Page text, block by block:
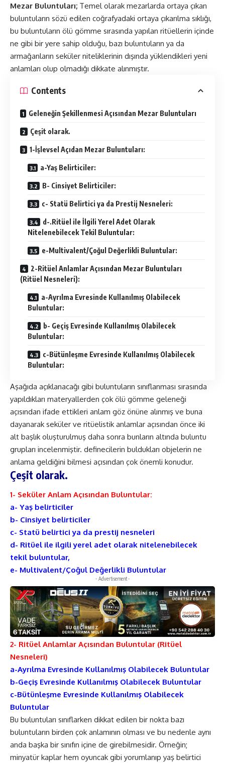
Mezar Buluntuları; Temel olarak mezarlarda ortaya çıkan
buluntuların sözü edilen coğrafyadaki ortaya çıkarılma sıklığı,
bu buluntuların ölü gömme sırasında yapılan ritüellerin içinde
ne gibi bir yere sahip olduğu, bazı buluntuların ya da
armağanların seküler niteliklerinin dışında yüklendikleri yeni
anlamları olup olmadığı dikkate alınmıştır.
Contents
Geleneğin Şekillenmesi Açısından Mezar Buluntuları
Çeşit olarak.
1-İşlevsel Açıdan Mezar Buluntuları:
a-Yaş Belirticiler:
B- Cinsiyet Belirticiler:
c- Statü Belirtici ya da Prestij Nesneleri:
d-.Ritüel ile İlgili Yerel Adet Olarak
Nitelenebilecek Tekil Buluntular:
e-Multivalent/Çoğul Değerlikli Buluntular:
2-Ritüel Anlamlar Açısından Mezar Buluntuları
(Ritüel Nesneleri):
a-Ayrılma Evresinde Kullanılmış Olabilecek
Buluntular:
b- Geçiş Evresinde Kullanılmış Olabilecek
Buluntular:
c-Bütünleşme Evresinde Kullanılmış Olabilecek
Buluntular:
Aşağıda açıklanacağı gibi buluntuların sınıflanması sırasında
yapıldıkları materyallerden çok ölü gömme geleneği
açısından ifade ettikleri anlam göz önüne alınmış ve buna
dayanarak seküler ve ritüelistik anlamlar açısından önce iki
alt başlık oluşturulmuş daha sonra bunların altında buluntu
grupları incelenmiştir. definecilerin buldukları objelerin ne
anlama geldiğini bilmesi açısından çok önemli konudur.
Çeşit olarak.
1- Seküler Anlam Açısından Buluntular:
a- Yaş belirticiler
b- Cinsiyet belirticiler
c- Statü belirtici ya da prestij nesneleri
d- Ritüel ile ilgili yerel adet olarak nitelenebilecek
tekil buluntular,
e- Multivalent/Çoğul Değerlikli Buluntular
- Advertisement -
2- Ritüel Anlamlar Açısından Buluntular (Ritüel
Nesneleri)
a-Ayrılma Evresinde Kullanılmış Olabilecek Buluntular
b-Geçiş Evresinde Kullanılmış Olabilecek Buluntular
c-Bütünleşme Evresinde Kullanılmış Olabilecek
Buluntular
Bu buluntuları sınıflarken dikkat edilen bir nokta bazı
buluntuların birden çok anlamının olması ve bu nedenle aynı
anda başka bir sınıfın içine de girebilmesidir. Örneğin;
minyatür kaplar hem oyuncak gibi yorumlanıp yaş belirtici